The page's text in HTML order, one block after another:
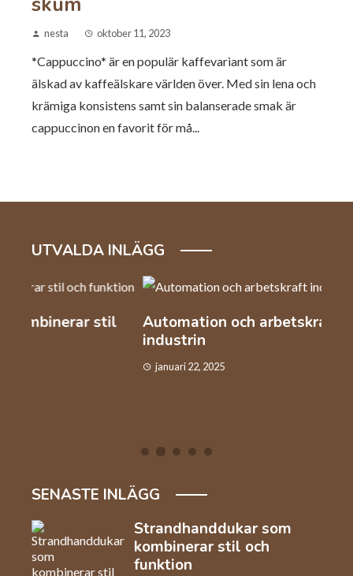
nesta oktober 11, 2023
*Cappuccino* är en populär kaffevariant som är
älskad av kaffeälskare världen över. Med sin lena och
krämiga konsistens samt sin balanserade smak är
cappuccinon en favorit för må...
UTVALDA INLÄGG
Automation och arbetskraft inom
SENASTE INLÄGG
Strandhanddukar som
kombinerar stil och
funktion